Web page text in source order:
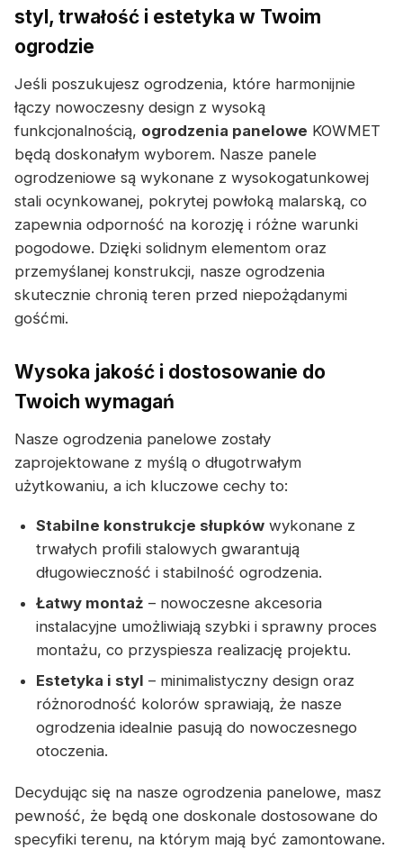
styl, trwałość i estetyka w Twoim
ogrodzie
Jeśli poszukujesz ogrodzenia, które harmonijnie
łączy nowoczesny design z wysoką
funkcjonalnością, ogrodzenia panelowe KOWMET
będą doskonałym wyborem. Nasze panele
ogrodzeniowe są wykonane z wysokogatunkowej
stali ocynkowanej, pokrytej powłoką malarską, co
zapewnia odporność na korozję i różne warunki
pogodowe. Dzięki solidnym elementom oraz
przemyślanej konstrukcji, nasze ogrodzenia
skutecznie chronią teren przed niepożądanymi
gośćmi.
Wysoka jakość i dostosowanie do
Twoich wymagań
Nasze ogrodzenia panelowe zostały
zaprojektowane z myślą o długotrwałym
użytkowaniu, a ich kluczowe cechy to:
Stabilne konstrukcje słupków wykonane z
trwałych profili stalowych gwarantują
długowieczność i stabilność ogrodzenia.
Łatwy montaż – nowoczesne akcesoria
instalacyjne umożliwiają szybki i sprawny proces
montażu, co przyspiesza realizację projektu.
Estetyka i styl – minimalistyczny design oraz
różnorodność kolorów sprawiają, że nasze
ogrodzenia idealnie pasują do nowoczesnego
otoczenia.
Decydując się na nasze ogrodzenia panelowe, masz
pewność, że będą one doskonale dostosowane do
specyfiki terenu, na którym mają być zamontowane.